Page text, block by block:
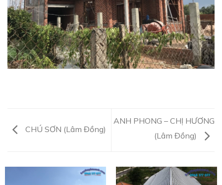
CHÚ SƠN (Lâm Đồng)
ANH PHONG – CHỊ HƯƠNG
(Lâm Đồng)